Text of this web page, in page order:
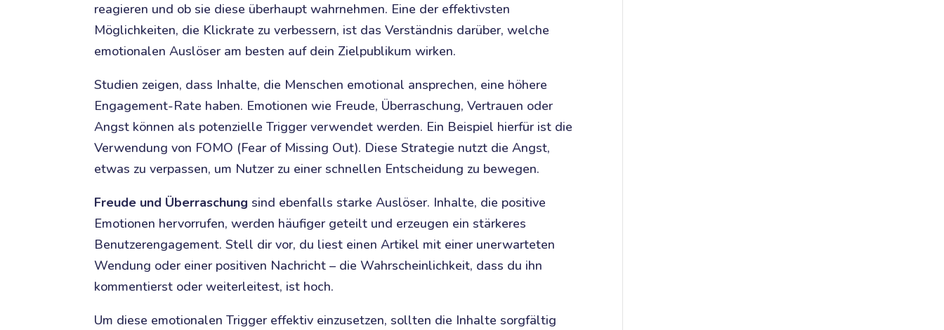
reagieren und ob sie diese überhaupt wahrnehmen. Eine der effektivsten
Möglichkeiten, die Klickrate zu verbessern, ist das Verständnis darüber, welche
emotionalen Auslöser am besten auf dein Zielpublikum wirken.
Studien zeigen, dass Inhalte, die Menschen emotional ansprechen, eine höhere
Engagement-Rate haben. Emotionen wie Freude, Überraschung, Vertrauen oder
Angst können als potenzielle Trigger verwendet werden. Ein Beispiel hierfür ist die
Verwendung von FOMO (Fear of Missing Out). Diese Strategie nutzt die Angst,
etwas zu verpassen, um Nutzer zu einer schnellen Entscheidung zu bewegen.
Freude und Überraschung sind ebenfalls starke Auslöser. Inhalte, die positive
Emotionen hervorrufen, werden häufiger geteilt und erzeugen ein stärkeres
Benutzerengagement. Stell dir vor, du liest einen Artikel mit einer unerwarteten
Wendung oder einer positiven Nachricht – die Wahrscheinlichkeit, dass du ihn
kommentierst oder weiterleitest, ist hoch.
Um diese emotionalen Trigger effektiv einzusetzen, sollten die Inhalte sorgfältig